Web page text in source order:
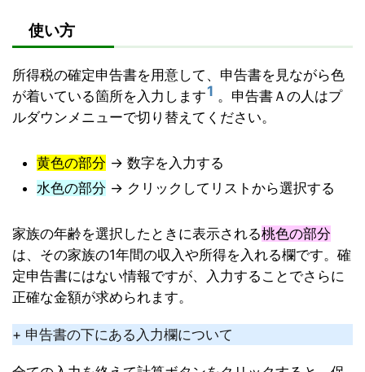
使い方
所得税の確定申告書を用意して、申告書を見ながら色
が着いている箇所を入力します1 。申告書Ａの人はプ
ルダウンメニューで切り替えてください。
黄色の部分 → 数字を入力する
水色の部分 → クリックしてリストから選択する
家族の年齢を選択したときに表示される桃色の部分
は、その家族の1年間の収入や所得を入れる欄です。確
定申告書にはない情報ですが、入力することでさらに
正確な金額が求められます。
+ 申告書の下にある入力欄について